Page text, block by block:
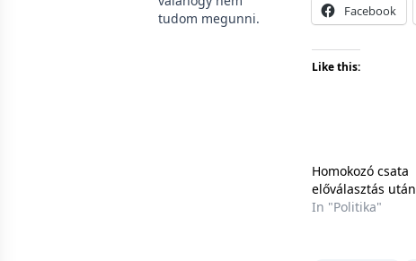
tudom megunni.
Facebook
Like this:
Homokozó csata
előválasztás után
In "Politika"